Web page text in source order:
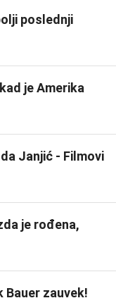
poslednji
je Amerika
Janjić - Filmovi
je rođena,
Bauer zauvek!